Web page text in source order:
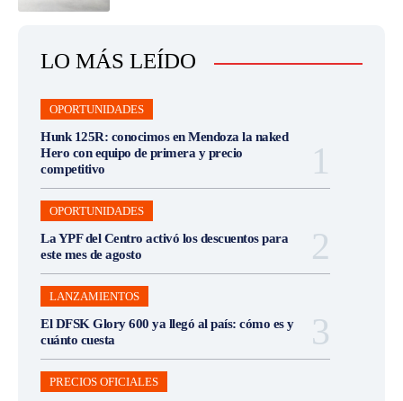
LO MÁS LEÍDO
OPORTUNIDADES
Hunk 125R: conocimos en Mendoza la naked
Hero con equipo de primera y precio
competitivo
OPORTUNIDADES
La YPF del Centro activó los descuentos para
este mes de agosto
LANZAMIENTOS
El DFSK Glory 600 ya llegó al país: cómo es y
cuánto cuesta
PRECIOS OFICIALES